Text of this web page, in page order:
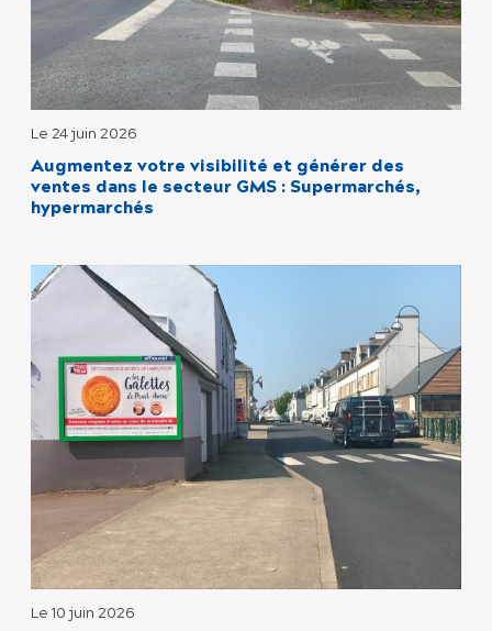
Le 24 juin 2026
Augmentez votre visibilité et générer des
ventes dans le secteur GMS : Supermarchés,
hypermarchés
Le 10 juin 2026